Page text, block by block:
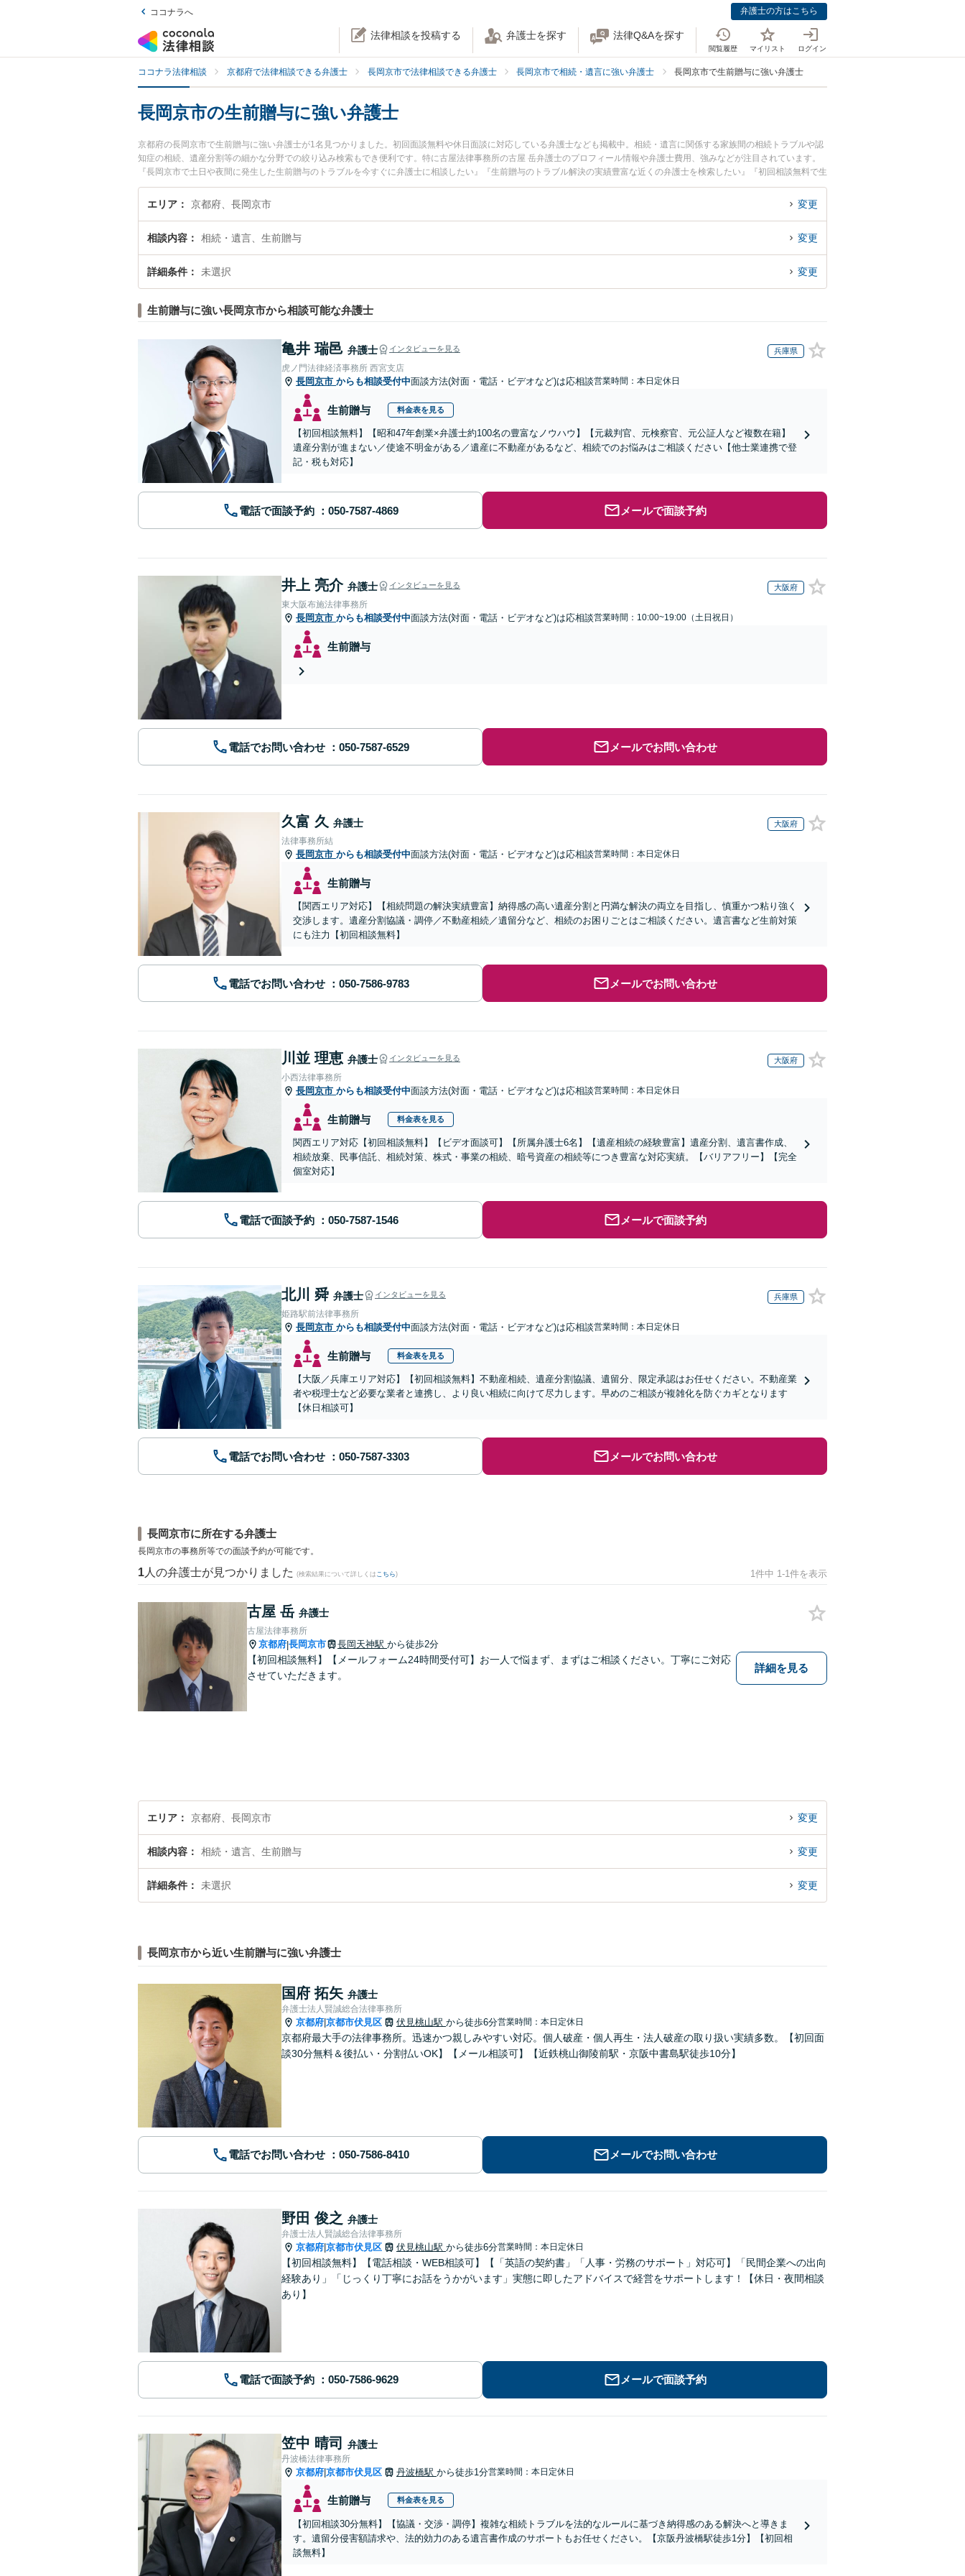
ココナラへ 弁護士の方はこちら
法律相談を投稿する 弁護士を探す 法律Q&Aを探す
閲覧履歴 マイリスト ログイン
ココナラ法律相談 京都府で法律相談できる弁護士 長岡京市で法律相談できる弁護士 長岡京市で相続・遺言に強い弁護士 長岡京市で生前贈与に強い弁護士
長岡京市の生前贈与に強い弁護士
京都府の長岡京市で生前贈与に強い弁護士が1名見つかりました。初回面談無料や休日面談に対応している弁護士なども掲載中。相続・遺言に関係する家族間の相続トラブルや認
知症の相続、遺産分割等の細かな分野での絞り込み検索もでき便利です。特に古屋法律事務所の古屋 岳弁護士のプロフィール情報や弁護士費用、強みなどが注目されています。
『長岡京市で土日や夜間に発生した生前贈与のトラブルを今すぐに弁護士に相談したい』『生前贈与のトラブル解決の実績豊富な近くの弁護士を検索したい』『初回相談無料で生
前贈与を法律相談できる長岡京市内の弁護士に相談予約したい』などでお困りの相談者さんにおすすめです。
エリア 京都府、長岡京市 変更
相談内容 相続・遺言、生前贈与 変更
詳細条件 未選択 変更
生前贈与に強い長岡京市から相談可能な弁護士
亀井 瑞邑 弁護士 インタビューを見る 兵庫県
虎ノ門法律経済事務所 西宮支店
長岡京市 からも相談受付中面談方法(対面・電話・ビデオなど)は応相談営業時間：本日定休日
生前贈与 料金表を見る
【初回相談無料】【昭和47年創業×弁護士約100名の豊富なノウハウ】【元裁判官、元検察官、元公証人など複数在籍】
遺産分割が進まない／使途不明金がある／遺産に不動産があるなど、相続でのお悩みはご相談ください【他士業連携で登
記・税も対応】
電話で面談予約 メールで面談予約
井上 亮介 弁護士 インタビューを見る 大阪府
東大阪布施法律事務所
長岡京市 からも相談受付中面談方法(対面・電話・ビデオなど)は応相談営業時間：10:00~19:00（土日祝日）
生前贈与
電話でお問い合わせ メールでお問い合わせ
久富 久 弁護士 大阪府
法律事務所結
長岡京市 からも相談受付中面談方法(対面・電話・ビデオなど)は応相談営業時間：本日定休日
生前贈与
【関西エリア対応】【相続問題の解決実績豊富】納得感の高い遺産分割と円満な解決の両立を目指し、慎重かつ粘り強く
交渉します。遺産分割協議・調停／不動産相続／遺留分など、相続のお困りごとはご相談ください。遺言書など生前対策
にも注力【初回相談無料】
電話でお問い合わせ メールでお問い合わせ
川並 理恵 弁護士 インタビューを見る 大阪府
小西法律事務所
長岡京市 からも相談受付中面談方法(対面・電話・ビデオなど)は応相談営業時間：本日定休日
生前贈与 料金表を見る
関西エリア対応【初回相談無料】【ビデオ面談可】【所属弁護士6名】【遺産相続の経験豊富】遺産分割、遺言書作成、
相続放棄、民事信託、相続対策、株式・事業の相続、暗号資産の相続等につき豊富な対応実績。【バリアフリー】【完全
個室対応】
電話で面談予約 メールで面談予約
北川 舜 弁護士 インタビューを見る 兵庫県
姫路駅前法律事務所
長岡京市 からも相談受付中面談方法(対面・電話・ビデオなど)は応相談営業時間：本日定休日
生前贈与 料金表を見る
【大阪／兵庫エリア対応】【初回相談無料】不動産相続、遺産分割協議、遺留分、限定承認はお任せください。不動産業
者や税理士など必要な業者と連携し、より良い相続に向けて尽力します。早めのご相談が複雑化を防ぐカギとなります
【休日相談可】
電話でお問い合わせ メールでお問い合わせ
長岡京市に所在する弁護士
長岡京市の事務所等での面談予約が可能です。
1 人の弁護士が見つかりました (検索結果について詳しくは こちら) 1件中 1-1件を表示
古屋 岳 弁護士
古屋法律事務所
京都府|長岡京市 長岡天神駅 から徒歩2分
【初回相談無料】【メールフォーム24時間受付可】お一人で悩まず、まずはご相談ください。丁寧にご対応
させていただきます。
詳細を見る
エリア 京都府、長岡京市 変更
相談内容 相続・遺言、生前贈与 変更
詳細条件 未選択 変更
長岡京市から近い生前贈与に強い弁護士
国府 拓矢 弁護士
弁護士法人賢誠総合法律事務所
京都府 京都市伏見区 伏見桃山駅 から徒歩6分営業時間：本日定休日
京都府最大手の法律事務所。迅速かつ親しみやすい対応。個人破産・個人再生・法人破産の取り扱い実績多数。【初回面
談30分無料＆後払い・分割払いOK】【メール相談可】【近鉄桃山御陵前駅・京阪中書島駅徒歩10分】
電話でお問い合わせ メールでお問い合わせ
野田 俊之 弁護士
弁護士法人賢誠総合法律事務所
京都府 京都市伏見区 伏見桃山駅 から徒歩6分営業時間：本日定休日
【初回相談無料】【電話相談・WEB相談可】【「英語の契約書」「人事・労務のサポート」対応可】「民間企業への出向
経験あり」「じっくり丁寧にお話をうかがいます」実態に即したアドバイスで経営をサポートします！【休日・夜間相談
あり】
電話で面談予約 メールで面談予約
笠中 晴司 弁護士
丹波橋法律事務所
京都府 京都市伏見区 丹波橋駅 から徒歩1分営業時間：本日定休日
生前贈与 料金表を見る
【初回相談30分無料】【協議・交渉・調停】複雑な相続トラブルを法的なルールに基づき納得感のある解決へと導きま
す。遺留分侵害額請求や、法的効力のある遺言書作成のサポートもお任せください。【京阪丹波橋駅徒歩1分】【初回相
談無料】